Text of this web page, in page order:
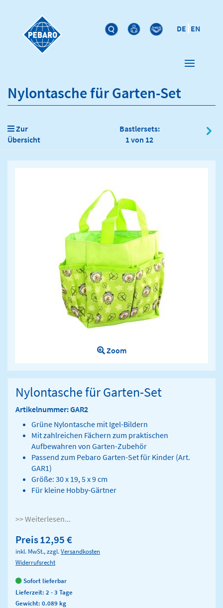
DE EN
Nylontasche für Garten-Set
Zur
Übersicht
Bastlersets:
1 von 12
Zoom
Nylontasche für Garten-Set
Artikelnummer: GAR2
Grüne Nylontasche mit Igel-Bildern
Mit zahlreichen Fächern zum praktischen
Aufbewahren von Garten-Zubehör
Passend zum Pebaro Garten-Set für Kinder (Art.
GAR1)
Größe: 30 x 19, 5 x 9 cm
Für kleine Hobby-Gärtner
>> Weiterlesen...
Preis12,95 €
inkl. MwSt., zzgl.Versandkosten
Widerrufsrecht
Sofort lieferbar
Lieferzeit: 2 - 3 Tage
Gewicht: 0.089 kg